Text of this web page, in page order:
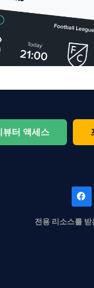
뷰터 액세스
전용 리소스를